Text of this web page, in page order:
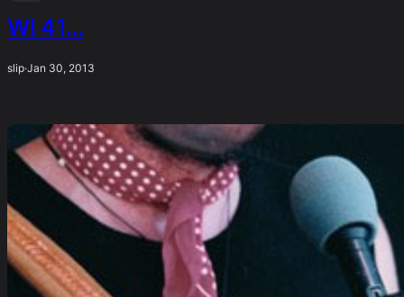
WI 41…
slip·Jan 30, 2013